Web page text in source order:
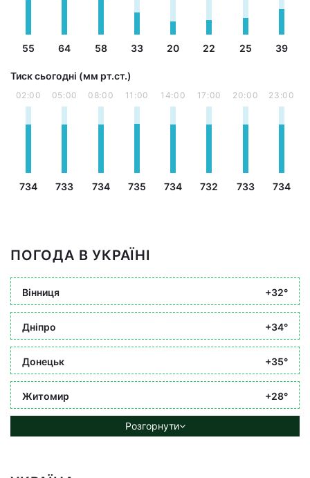
55 64 58 33 20 22 25 39
Тиск сьогодні (мм рт.ст.)
02:00
734
05:00
733
08:00
734
11:00
735
14:00
734
17:00
732
20:00
733
23:00
734
ПОГОДА В УКРАЇНІ
Вінниця +32°
Дніпро +34°
Донецьк +35°
Житомир +28°
Розгорнути